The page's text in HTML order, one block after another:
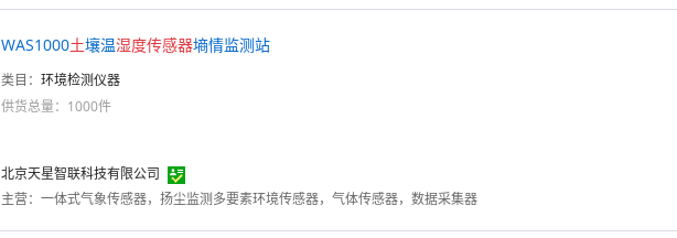
WAS1000土壤温湿度传感器墒情监测站
类目： 环境检测仪器
供货总量：1000件
北京天星智联科技有限公司
主营： 一体式气象传感器，扬尘监测多要素环境传感器，气体传感器，数据采集器